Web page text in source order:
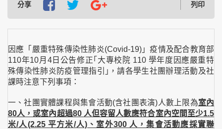
分享 列印
因應「嚴重特殊傳染性肺炎(Covid-19)」疫情及配合教育部
110年10月4日公告修正｢大專校院 110 學年度因應嚴重特
殊傳染性肺炎防疫管理指引｣，請各學生社團辦理活動及社
課時注意下列事項：
一、社團實體課程與集會活動(含社團表演)人數上限為室內
80人，或室內超過80 人但容留人數應符合室內空間至少1.5
米/人(2.25 平方米/人)、室外300 人，集會活動應採實聯